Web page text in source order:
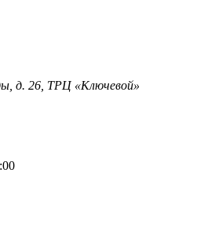
д. 26, ТРЦ «Ключевой»